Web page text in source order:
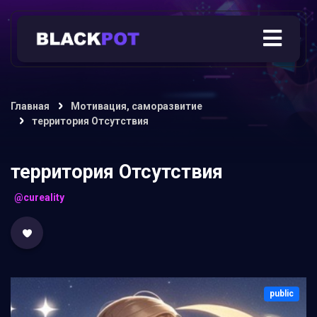
Главная
Мотивация, саморазвитие
территория Отсутствия
территория Отсутствия
@cureality
public